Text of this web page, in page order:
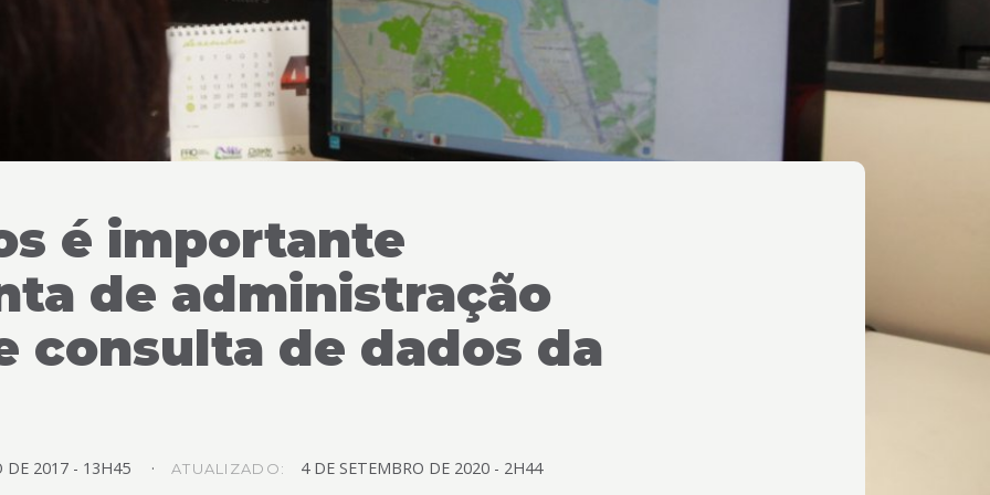
é importante
de administração
consulta de dados da
DE 2017 - 13H45 ATUALIZADO: 4 DESETEMBRO DE 2020 - 2H44